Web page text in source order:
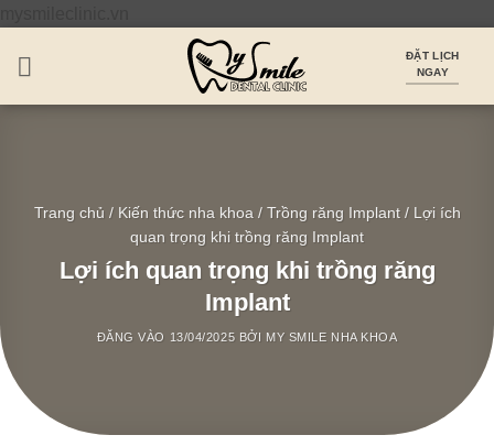
ĐẶT LỊCH
NGAY
Trang chủ / Kiến thức nha khoa / Trồng răng Implant/ Lợi ích
quan trọng khi trồng răng Implant
Lợi ích quan trọng khi trồng răng
Implant
ĐĂNG VÀO 13/04/2025 BỞI MY SMILE NHA KHOA